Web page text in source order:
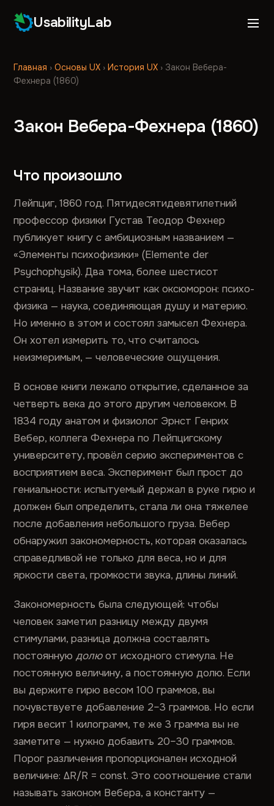
UsabilityLab
Главная ›Основы UX ›История UX › Закон Вебера-
Фехнера (1860)
Закон Вебера-Фехнера (1860)
Что произошло
Лейпциг, 1860 год. Пятидесятидевятилетний
профессор физики Густав Теодор Фехнер
публикует книгу с амбициозным названием —
«Элементы психофизики» (Elemente der
Psychophysik). Два тома, более шестисот
страниц. Название звучит как оксюморон: психо-
физика — наука, соединяющая душу и материю.
Но именно в этом и состоял замысел Фехнера.
Он хотел измерить то, что считалось
неизмеримым, — человеческие ощущения.
В основе книги лежало открытие, сделанное за
четверть века до этого другим человеком. В
1834 году анатом и физиолог Эрнст Генрих
Вебер, коллега Фехнера по Лейпцигскому
университету, провёл серию экспериментов с
восприятием веса. Эксперимент был прост до
гениальности: испытуемый держал в руке гирю и
должен был определить, стала ли она тяжелее
после добавления небольшого груза. Вебер
обнаружил закономерность, которая оказалась
справедливой не только для веса, но и для
яркости света, громкости звука, длины линий.
Закономерность была следующей: чтобы
человек заметил разницу между двумя
стимулами, разница должна составлять
постояннуюдолюот исходного стимула. Не
постоянную величину, а постоянную долю. Если
вы держите гирю весом 100 граммов, вы
почувствуете добавление 2–3 граммов. Но если
гиря весит 1 килограмм, те же 3 грамма вы не
заметите — нужно добавить 20–30 граммов.
Порог различения пропорционален исходной
величине: ΔR/R = const. Это соотношение стали
называть законом Вебера, а константу —